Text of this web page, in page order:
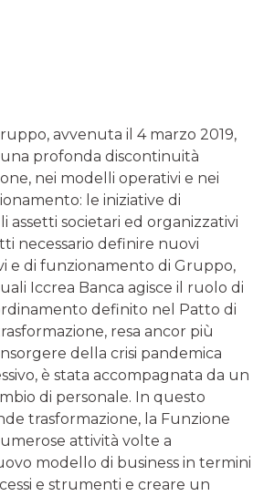
avvenuta il 4 marzo 2019,
profonda discontinuità
nei modelli operativi e nei
le iniziative di
assetti societari ed organizzativi
necessario definire nuovi
e di funzionamento di Gruppo,
Iccrea Banca agisce il ruolo di
definito nel Patto di
resa ancor più
della crisi pandemica
è stata accompagnata da un
di personale. In questo
trasformazione, la Funzione
attività volte a
modello di business in termini
e strumenti e creare un